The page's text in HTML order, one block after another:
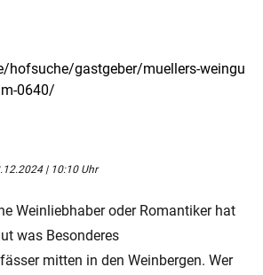
hofsuche/gastgeber/muellers-weingut-
0640/
| 10:10 Uhr
Weinliebhaber oder Romantiker hat
was Besonderes
mitten in den Weinbergen. Wer